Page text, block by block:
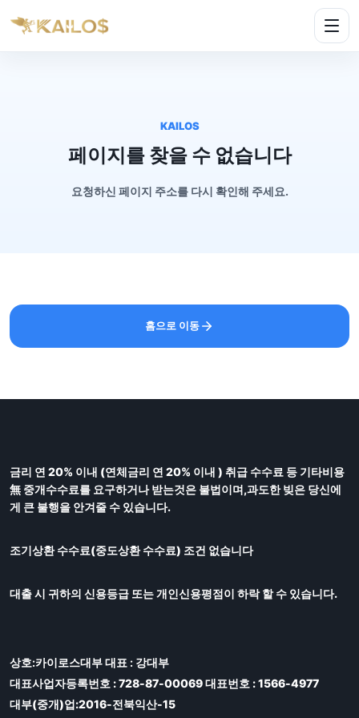
KAILOS
페이지를 찾을 수 없습니다
요청하신 페이지 주소를 다시 확인해 주세요.
홈으로 이동
금리 연 20% 이내 (연체금리 연 20% 이내 ) 취급 수수료 등 기타비용
無 중개수수료를 요구하거나 받는것은 불법이며,과도한 빚은 당신에
게 큰 불행을 안겨줄 수 있습니다.
조기상환 수수료(중도상환 수수료) 조건 없습니다
대출 시 귀하의 신용등급 또는 개인신용평점이 하락 할 수 있습니다.
상호:카이로스대부 대표 : 강대부
대표사업자등록번호 : 728-87-00069 대표번호 : 1566-4977
대부(중개)업:2016-전북익산-15